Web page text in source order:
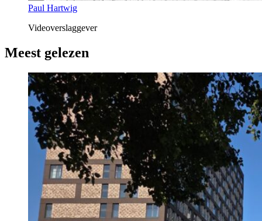
Paul Hartwig
Videoverslaggever
Meest gelezen